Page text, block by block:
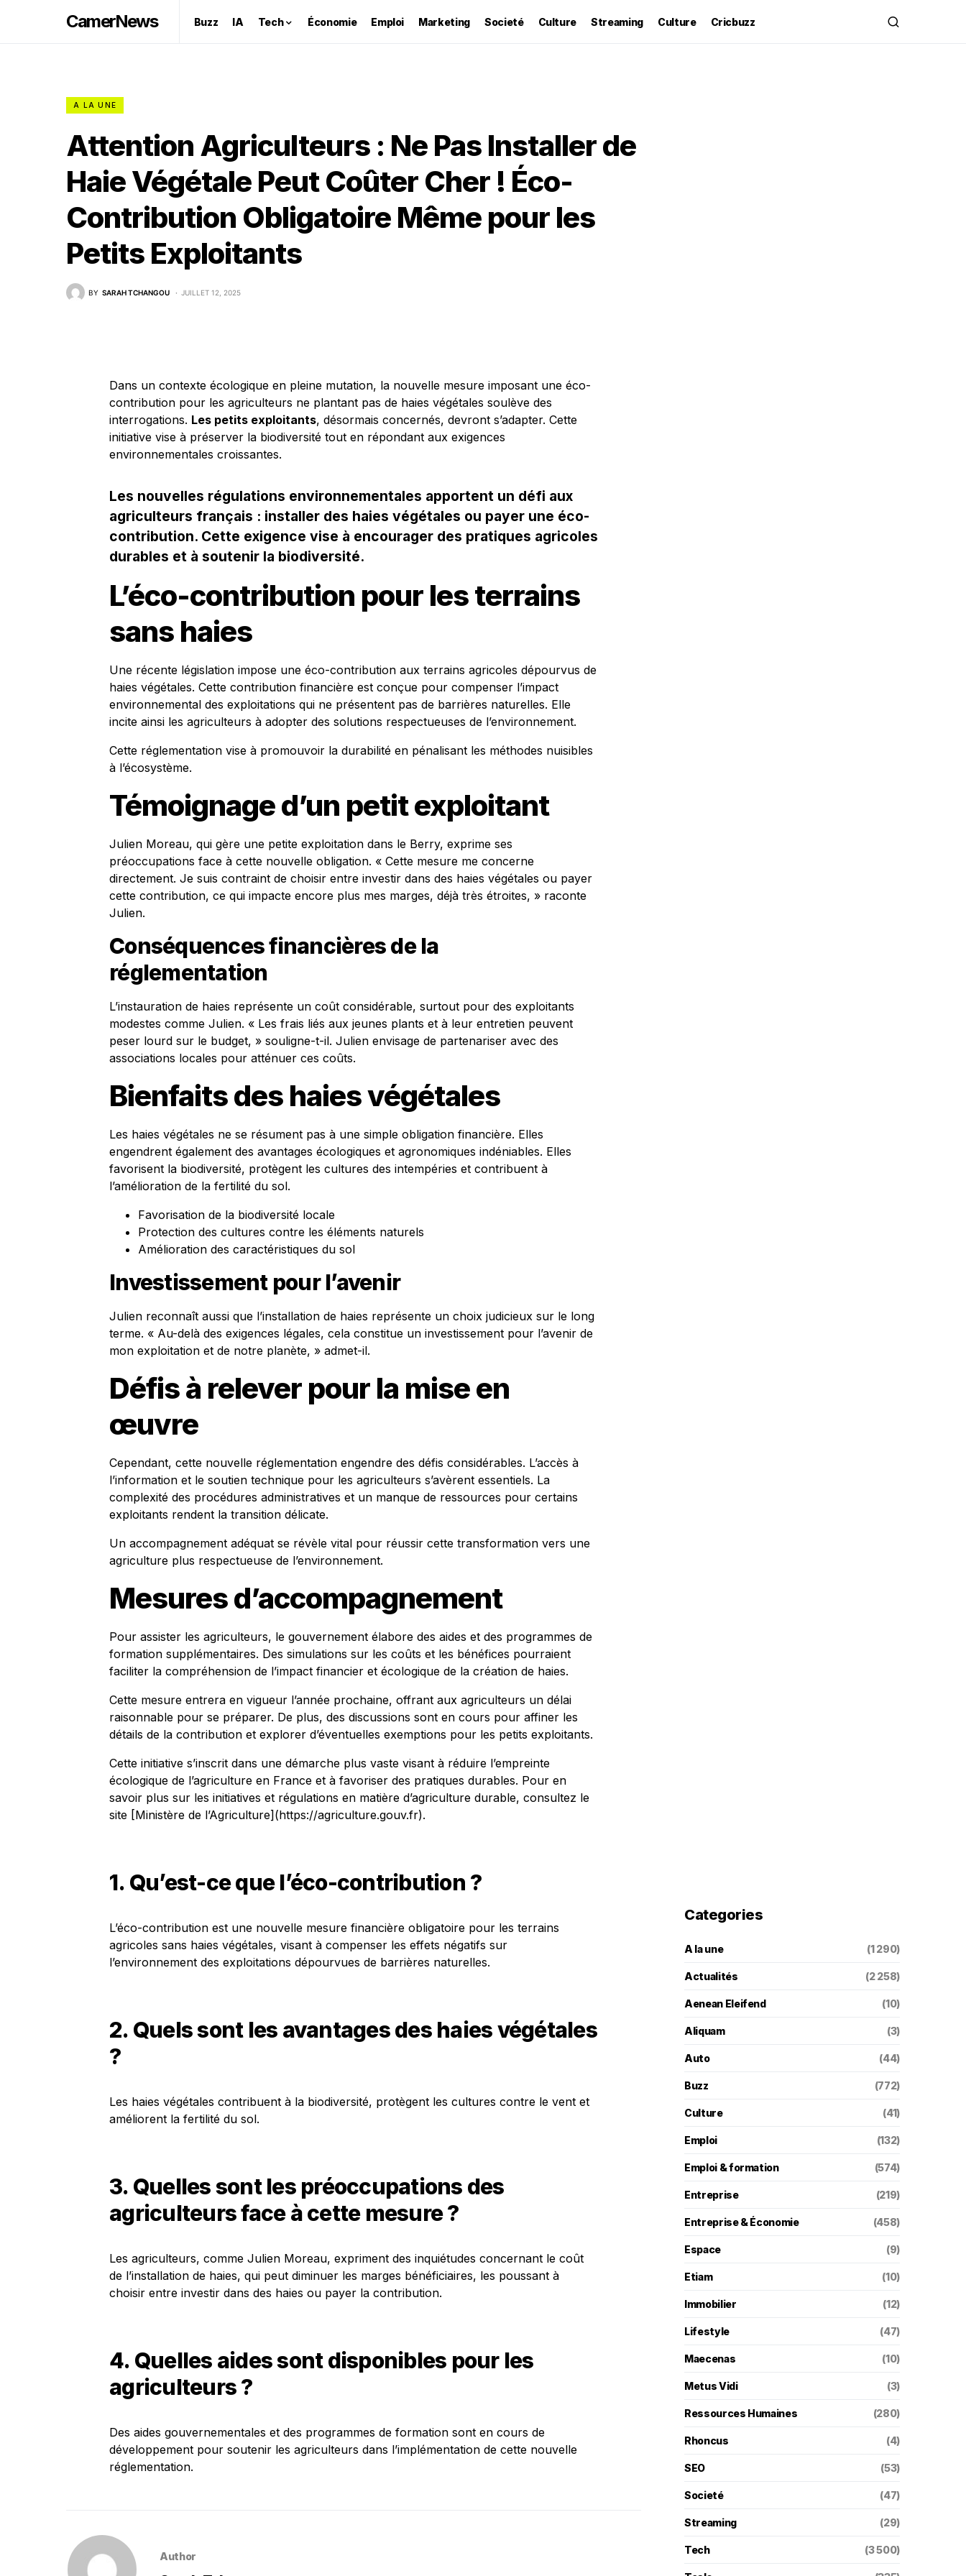
CamerNews Buzz IA Tech Économie Emploi Marketing Societé Culture Streaming Culture Cricbuzz
A LA UNE
Attention Agriculteurs : Ne Pas Installer de
Haie Végétale Peut Coûter Cher ! Éco-
Contribution Obligatoire Même pour les
Petits Exploitants
BY SARAH TCHANGOU JUILLET 12, 2025
Dans un contexte écologique en pleine mutation, la nouvelle mesure imposant une éco-
contribution pour les agriculteurs ne plantant pas de haies végétales soulève des
interrogations. Les petits exploitants, désormais concernés, devront s’adapter. Cette
initiative vise à préserver la biodiversité tout en répondant aux exigences
environnementales croissantes.
Les nouvelles régulations environnementales apportent un défi aux
agriculteurs français : installer des haies végétales ou payer une éco-
contribution. Cette exigence vise à encourager des pratiques agricoles
durables et à soutenir la biodiversité.
L’éco-contribution pour les terrains
sans haies
Une récente législation impose une éco-contribution aux terrains agricoles dépourvus de
haies végétales. Cette contribution financière est conçue pour compenser l’impact
environnemental des exploitations qui ne présentent pas de barrières naturelles. Elle
incite ainsi les agriculteurs à adopter des solutions respectueuses de l’environnement.
Cette réglementation vise à promouvoir la durabilité en pénalisant les méthodes nuisibles
à l’écosystème.
Témoignage d’un petit exploitant
Julien Moreau, qui gère une petite exploitation dans le Berry, exprime ses
préoccupations face à cette nouvelle obligation. « Cette mesure me concerne
directement. Je suis contraint de choisir entre investir dans des haies végétales ou payer
cette contribution, ce qui impacte encore plus mes marges, déjà très étroites, » raconte
Julien.
Conséquences financières de la
réglementation
L’instauration de haies représente un coût considérable, surtout pour des exploitants
modestes comme Julien. « Les frais liés aux jeunes plants et à leur entretien peuvent
peser lourd sur le budget, » souligne-t-il. Julien envisage de partenariser avec des
associations locales pour atténuer ces coûts.
Bienfaits des haies végétales
Les haies végétales ne se résument pas à une simple obligation financière. Elles
engendrent également des avantages écologiques et agronomiques indéniables. Elles
favorisent la biodiversité, protègent les cultures des intempéries et contribuent à
l’amélioration de la fertilité du sol.
Favorisation de la biodiversité locale
Protection des cultures contre les éléments naturels
Amélioration des caractéristiques du sol
Investissement pour l’avenir
Julien reconnaît aussi que l’installation de haies représente un choix judicieux sur le long
terme. « Au-delà des exigences légales, cela constitue un investissement pour l’avenir de
mon exploitation et de notre planète, » admet-il.
Défis à relever pour la mise en
œuvre
Cependant, cette nouvelle réglementation engendre des défis considérables. L’accès à
l’information et le soutien technique pour les agriculteurs s’avèrent essentiels. La
complexité des procédures administratives et un manque de ressources pour certains
exploitants rendent la transition délicate.
Un accompagnement adéquat se révèle vital pour réussir cette transformation vers une
agriculture plus respectueuse de l’environnement.
Mesures d’accompagnement
Pour assister les agriculteurs, le gouvernement élabore des aides et des programmes de
formation supplémentaires. Des simulations sur les coûts et les bénéfices pourraient
faciliter la compréhension de l’impact financier et écologique de la création de haies.
Cette mesure entrera en vigueur l’année prochaine, offrant aux agriculteurs un délai
raisonnable pour se préparer. De plus, des discussions sont en cours pour affiner les
détails de la contribution et explorer d’éventuelles exemptions pour les petits exploitants.
Cette initiative s’inscrit dans une démarche plus vaste visant à réduire l’empreinte
écologique de l’agriculture en France et à favoriser des pratiques durables. Pour en
savoir plus sur les initiatives et régulations en matière d’agriculture durable, consultez le
site [Ministère de l’Agriculture](https://agriculture.gouv.fr).
1. Qu’est-ce que l’éco-contribution ?
L’éco-contribution est une nouvelle mesure financière obligatoire pour les terrains
agricoles sans haies végétales, visant à compenser les effets négatifs sur
l’environnement des exploitations dépourvues de barrières naturelles.
2. Quels sont les avantages des haies végétales
?
Les haies végétales contribuent à la biodiversité, protègent les cultures contre le vent et
améliorent la fertilité du sol.
3. Quelles sont les préoccupations des
agriculteurs face à cette mesure ?
Les agriculteurs, comme Julien Moreau, expriment des inquiétudes concernant le coût
de l’installation de haies, qui peut diminuer les marges bénéficiaires, les poussant à
choisir entre investir dans des haies ou payer la contribution.
4. Quelles aides sont disponibles pour les
agriculteurs ?
Des aides gouvernementales et des programmes de formation sont en cours de
développement pour soutenir les agriculteurs dans l’implémentation de cette nouvelle
réglementation.
Author
Categories
A la une (1 290)
Actualités (2 258)
Aenean Eleifend (10)
Aliquam (3)
Auto (44)
Buzz (772)
Culture (41)
Emploi (132)
Emploi & formation (574)
Entreprise (219)
Entreprise & Économie (458)
Espace (9)
Etiam (10)
Immobilier (12)
Lifestyle (47)
Maecenas (10)
Metus Vidi (3)
Ressources Humaines (280)
Rhoncus (4)
SEO (53)
Societé (47)
Streaming (29)
Tech (3 500)